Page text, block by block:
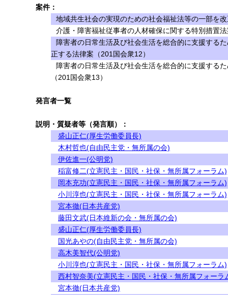
案件：
地域共生社会の実現のための社会福祉法等の一部を
介護・障害福祉従事者の人材確保に関する特別措置
障害者の日常生活及び社会生活を総合的に支援する
正する法律案（201国会衆12）
障害者の日常生活及び社会生活を総合的に支援する
（201国会衆13）
発言者一覧
説明・質疑者等（発言順）：
盛山正仁(厚生労働委員長)
木村哲也(自由民主党・無所属の会)
伊佐進一(公明党)
稲富修二(立憲民主・国民・社保・無所属フォーラム)
岡本充功(立憲民主・国民・社保・無所属フォーラム)
小川淳也(立憲民主・国民・社保・無所属フォーラム)
宮本徹(日本共産党)
藤田文武(日本維新の会・無所属の会)
盛山正仁(厚生労働委員長)
国光あやの(自由民主党・無所属の会)
高木美智代(公明党)
小川淳也(立憲民主・国民・社保・無所属フォーラム)
西村智奈美(立憲民主・国民・社保・無所属フォーラ
宮本徹(日本共産党)